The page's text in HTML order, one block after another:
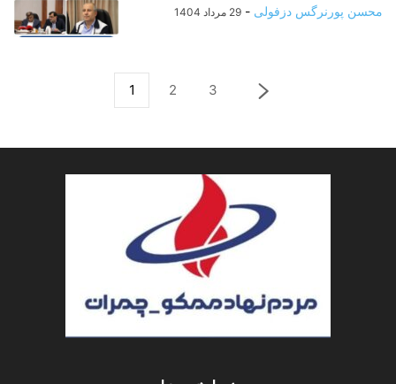
محسن پورنرگس دزفولی - 29 مرداد 1404
1 2 3